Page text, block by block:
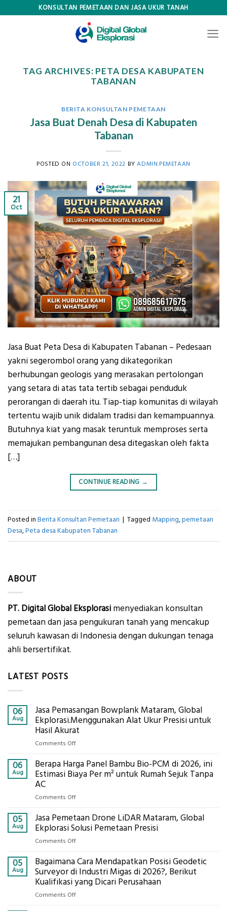
KONSULTAN PEMETAAN DAN JASA UKUR TANAH
TAG ARCHIVES: PETA DESA KABUPATEN
TABANAN
BERITA KONSULTAN PEMETAAN
Jasa Buat Denah Desa di Kabupaten
Tabanan
POSTED ON OCTOBER 21, 2022 BYADMIN.PEMETAAN
21
Oct
Jasa Buat Peta Desa di Kabupaten Tabanan – Pedesaan
yakni segerombol orang yang dikategorikan
berhubungan geologis yang merasakan pertolongan
yang setara di atas tata tertib sebagai penduduk
perorangan di daerah itu. Tiap-tiap komunitas di wilayah
tertentu wajib unik didalam tradisi dan kemampuannya.
Butuhnya kiat yang masak teruntuk memproses serta
memajukan pembangunan desa ditegaskan oleh fakta
[…]
CONTINUE READING →
Posted in Berita Konsultan Pemetaan | Tagged Mapping,pemetaan
Desa,Peta desa Kabupaten Tabanan
ABOUT
PT. Digital Global Eksplorasi menyediakan konsultan
pemetaan dan jasa pengukuran tanah yang mencakup
seluruh kawasan di Indonesia dengan dukungan tenaga
ahli bersertifikat.
LATEST POSTS
06
Aug
Jasa Pemasangan Bowplank Mataram, Global
Ekplorasi.Menggunakan Alat Ukur Presisi untuk
Hasil Akurat
Comments Offon
Pemasangan
Bowplank
Ukur
Presisi
untuk
Akurat
06
Aug
Berapa Harga Panel Bambu Bio-PCM di 2026, ini
Estimasi Biaya Per m² untuk Rumah Sejuk Tanpa
AC
Comments Offon
Harga
Panel
di
2026,
ini
Estimasi
05
Aug
Jasa Pemetaan Drone LiDAR Mataram, Global
Ekplorasi Solusi Pemetaan Presisi
Comments Offon
Pemetaan
Drone
LiDAR
Mataram,
05
Aug
Bagaimana Cara Mendapatkan Posisi Geodetic
Surveyor di Industri Migas di 2026?, Berikut
Kualifikasi yang Dicari Perusahaan
Comments Offon